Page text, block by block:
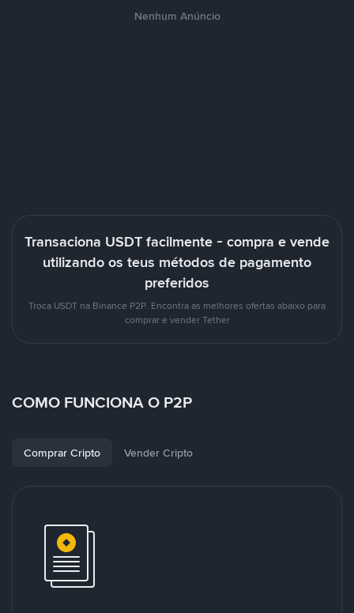
Nenhum Anúncio
Transaciona USDT facilmente - compra e vende
utilizando os teus métodos de pagamento
preferidos
Troca USDT na Binance P2P. Encontra as melhores ofertas abaixo para
comprar e vender Tether
COMO FUNCIONA O P2P
Comprar Cripto Vender Cripto